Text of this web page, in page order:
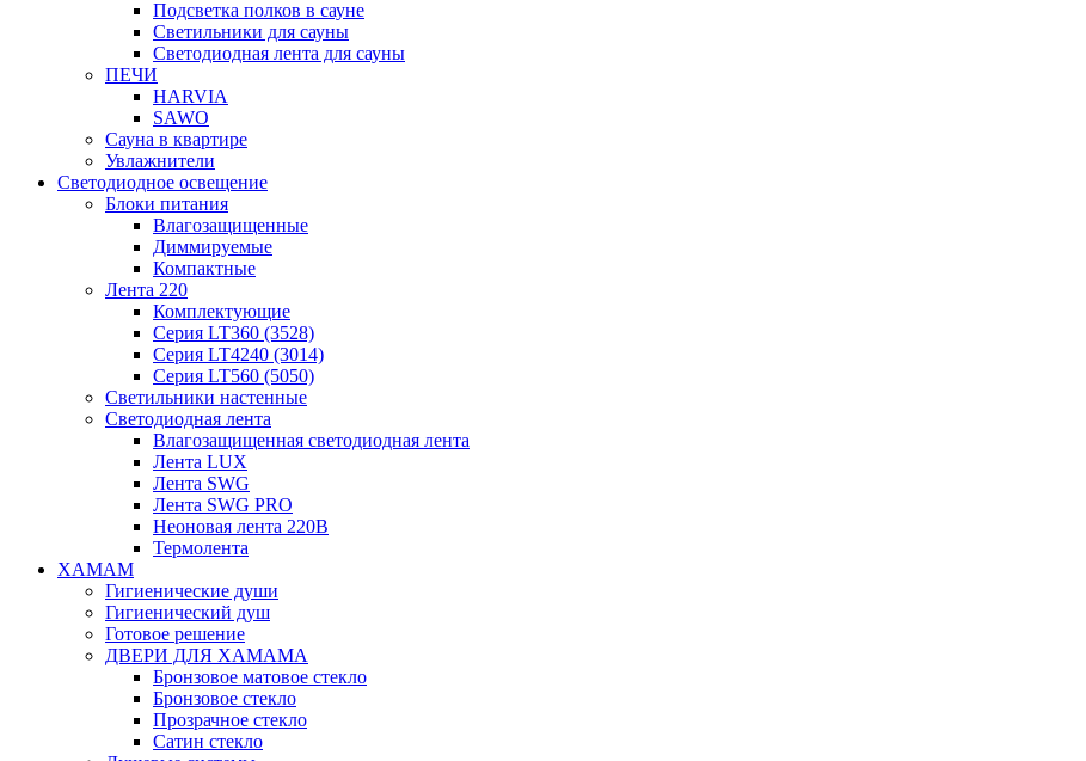
Подсветка полков в сауне
Светильники для сауны
Светодиодная лента для сауны
ПЕЧИ
HARVIA
SAWO
Сауна в квартире
Увлажнители
Светодиодное освещение
Блоки питания
Влагозащищенные
Диммируемые
Компактные
Лента 220
Комплектующие
Серия LT360 (3528)
Серия LT4240 (3014)
Серия LT560 (5050)
Светильники настенные
Светодиодная лента
Влагозащищенная светодиодная лента
Лента LUX
Лента SWG
Лента SWG PRO
Неоновая лента 220В
Термолента
ХАМАМ
Гигиенические души
Гигиенический душ
Готовое решение
ДВЕРИ ДЛЯ ХАМАМА
Бронзовое матовое стекло
Бронзовое стекло
Прозрачное стекло
Сатин стекло